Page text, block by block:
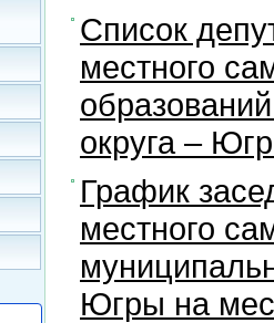
Список
местного
округа –
График
местного
Югры на